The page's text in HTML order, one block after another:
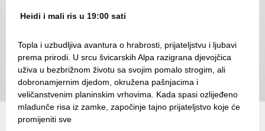
Heidi i mali ris u 19:00 sati
Topla i uzbudljiva avantura o hrabrosti, prijateljstvu i ljubavi
prema prirodi. U srcu švicarskih Alpa razigrana djevojčica
uživa u bezbrižnom životu sa svojim pomalo strogim, ali
dobronamjernim djedom, okružena pašnjacima i
veličanstvenim planinskim vrhovima. Kada spasi ozlijeđeno
mladunče risa iz zamke, započinje tajno prijateljstvo koje će
promijeniti sve